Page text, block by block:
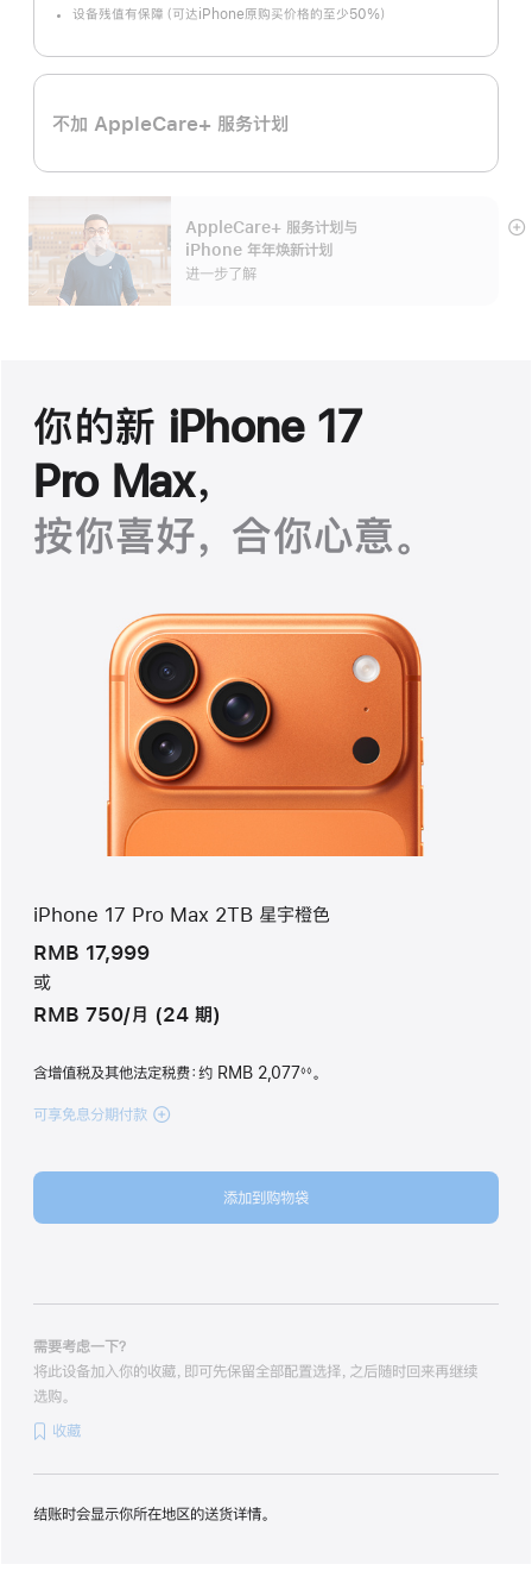
设备残值有保障（可达iPhone原购买价格的至少50%）
不加 AppleCare+ 服务计划
AppleCare+ 服务计划 与
iPhone 年年焕新计划
进一步了解
展
你的新 iPhone 17
Pro Max，
按你喜好， 合你心意。
iPhone 17 Pro Max 2TB 星宇橙色
RMB 17,999
或
RMB 750/月 (24 期)
含增值税及其他法定税费：约 RMB 2,077◊◊。
可享免息分期付款 (iPhone 17 Pro Max
色
付
添加到购物袋
需要考虑一下？
将此设备加入你的收藏，即可先保留全部配置选择，之后随时回来再继续
选购。
收藏
结账时会显示你所在地区的送货详情。